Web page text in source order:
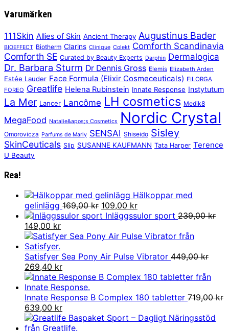
Varumärken
111Skin Allies of Skin Ancient Therapy Augustinus Bader
BIOEFFECT Biotherm Clarins Clinique Colekt Comforth Scandinavia
Comforth SE Curated by Beauty Experts Darphin Dermalogica
Dr. Barbara Sturm Dr Dennis Gross Elemis Elizabeth Arden
Estée Lauder Face Formula (Elixir Cosmeceuticals) FILORGA
FOREO Greatlife Helena Rubinstein Innate Response Instytutum
La Mer Lancer Lancôme LH cosmetics Medik8
MegaFood Natalie&apos;s Cosmetics Nordic Crystal
Omorovicza Parfums de Marly SENSAI Shiseido Sisley
SkinCeuticals Slip SUSANNE KAUFMANN Tata Harper Terence
U Beauty
Rea!
Hälkoppar med
gelinlägg 169,00kr Det
ursprungliga
var:
109,00 krDet
nuvarande
är:
Inläggssulor sport 239,00kr
Det
ursprungliga
priset
var:
239,00 kr.
149,00 krDet
nuvarande
är:
149,00 kr.
Satisfyer Sea Pony Air Pulse Vibrator 449,00kr
Det
ursprungliga
priset
var:
449,00 kr.
269,40 krDet
nuvarande
priset
är:
269,40 kr.
Innate Response B Complex 180 tabletter 719,00kr
Det
ursprungliga
priset
639,00 krDet
nuvarande
priset